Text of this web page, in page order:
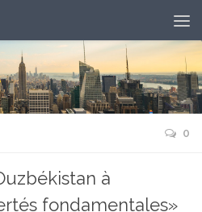
0
à
fondamentales»